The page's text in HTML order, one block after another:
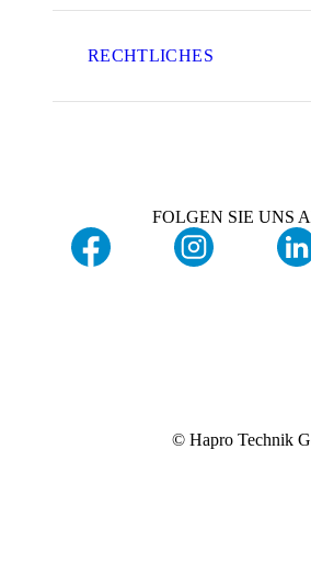
RECHTLICHES
FOLGEN SIE UNS
© Hapro Technik